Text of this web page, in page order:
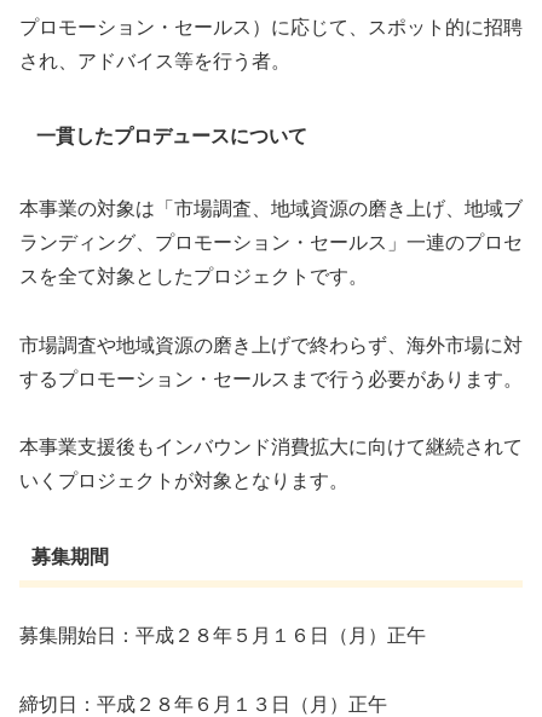
プロモーション・セールス）に応じて、スポット的に招聘
され、アドバイス等を行う者。
一貫したプロデュースについて
本事業の対象は「市場調査、地域資源の磨き上げ、地域ブ
ランディング、プロモーション・セールス」一連のプロセ
スを全て対象としたプロジェクトです。
市場調査や地域資源の磨き上げで終わらず、海外市場に対
するプロモーション・セールスまで行う必要があります。
本事業支援後もインバウンド消費拡大に向けて継続されて
いくプロジェクトが対象となります。
募集期間
募集開始日：平成２８年５月１６日（月）正午
締切日：平成２８年６月１３日（月）正午